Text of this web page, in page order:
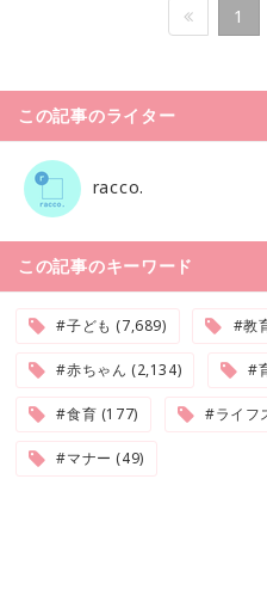
1
この記事のライター
racco.
この記事のキーワード
#子ども (7,689) #教
#赤ちゃん (2,134) #
#食育 (177) #ライフ
#マナー (49)